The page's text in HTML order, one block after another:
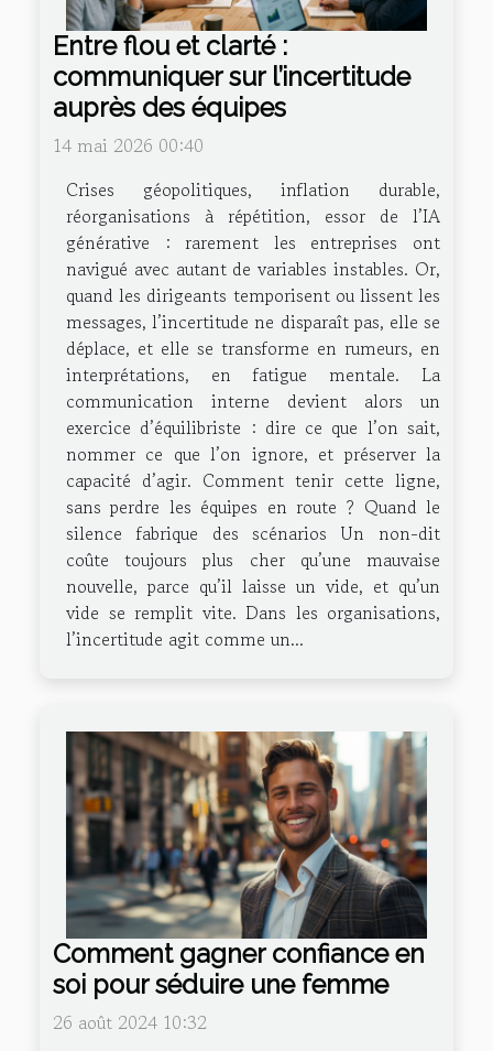
Entre flou et clarté :
communiquer sur l’incertitude
auprès des équipes
14 mai 2026 00:40
Crises géopolitiques, inflation durable,
réorganisations à répétition, essor de l’IA
générative : rarement les entreprises ont
navigué avec autant de variables instables. Or,
quand les dirigeants temporisent ou lissent les
messages, l’incertitude ne disparaît pas, elle se
déplace, et elle se transforme en rumeurs, en
interprétations, en fatigue mentale. La
communication interne devient alors un
exercice d’équilibriste : dire ce que l’on sait,
nommer ce que l’on ignore, et préserver la
capacité d’agir. Comment tenir cette ligne,
sans perdre les équipes en route ? Quand le
silence fabrique des scénarios Un non-dit
coûte toujours plus cher qu’une mauvaise
nouvelle, parce qu’il laisse un vide, et qu’un
vide se remplit vite. Dans les organisations,
l’incertitude agit comme un...
Comment gagner confiance en
soi pour séduire une femme
26 août 2024 10:32